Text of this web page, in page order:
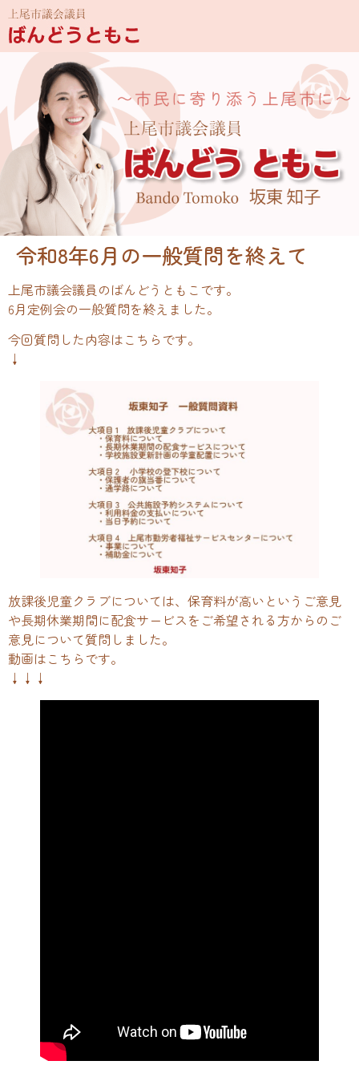
令和8年6月の一般質問を終えて
上尾市議会議員のばんどうともこです。
6月定例会の一般質問を終えました。
今回質問した内容はこちらです。
↓
放課後児童クラブについては、保育料が高いというご意見
や長期休業期間に配食サービスをご希望される方からのご
意見について質問しました。
動画はこちらです。
↓↓↓